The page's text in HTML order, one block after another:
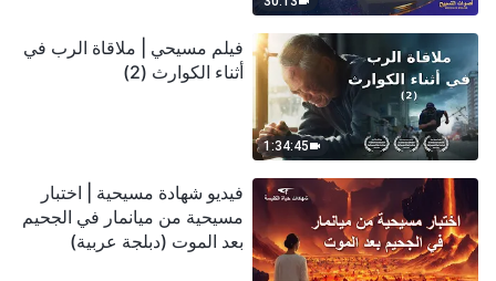
1:34:45
فيلم مسيحي | ملاقاة الرب في
أثناء الكوارث (2)
فيديو شهادة مسيحية | اختبار
مسيحية من ميانمار في الجحيم
بعد الموت (دبلجة عربية)